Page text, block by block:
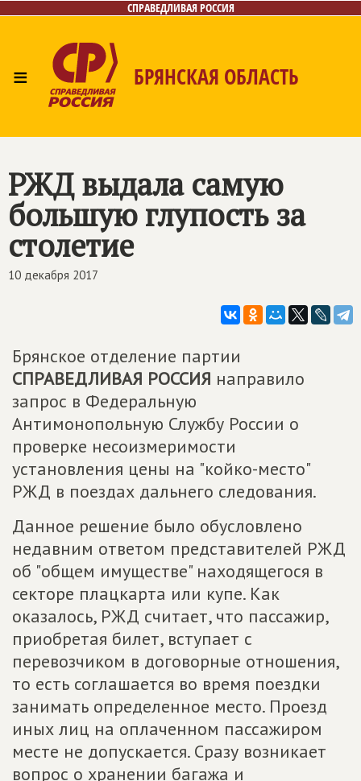
СПРАВЕДЛИВАЯ РОССИЯ
≡ БРЯНСКАЯ ОБЛАСТЬ
РЖД выдала самую
большую глупость за
столетие
10 декабря 2017
Брянское отделение партии
СПРАВЕДЛИВАЯ РОССИЯ направило
запрос в Федеральную
Антимонопольную Службу России о
проверке несоизмеримости
установления цены на "койко-место"
РЖД в поездах дальнего следования.
Данное решение было обусловлено
недавним ответом представителей РЖД
об "общем имуществе" находящегося в
секторе плацкарта или купе. Как
оказалось, РЖД считает, что пассажир,
приобретая билет, вступает с
перевозчиком в договорные отношения,
то есть соглашается во время поездки
занимать определенное место. Проезд
иных лиц на оплаченном пассажиром
месте не допускается. Сразу возникает
вопрос о хранении багажа и